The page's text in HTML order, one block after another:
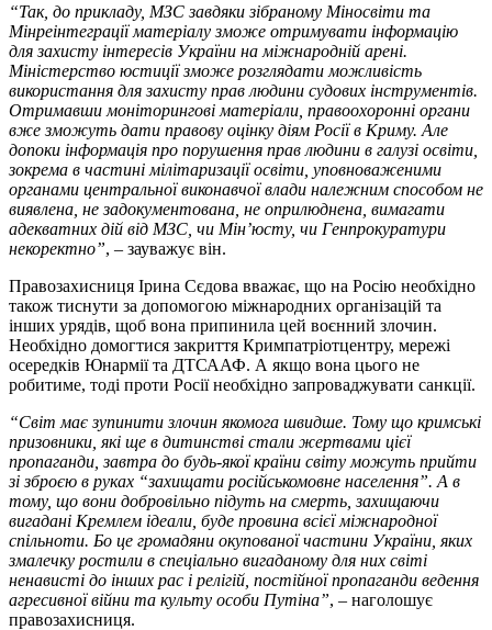
“Так, до прикладу, МЗС завдяки зібраному Міносвіти та
Мінреінтеграції матеріалу зможе отримувати інформацію
для захисту інтересів України на міжнародній арені.
Міністерство юстиції зможе розглядати можливість
використання для захисту прав людини судових інструментів.
Отримавши моніторингові матеріали, правоохоронні органи
вже зможуть дати правову оцінку діям Росії в Криму. Але
допоки інформація про порушення прав людини в галузі освіти,
зокрема в частині мілітаризації освіти, уповноваженими
органами центральної виконавчої влади належним способом не
виявлена, не задокументована, не оприлюднена, вимагати
адекватних дій від МЗС, чи Мін’юсту, чи Генпрокуратури
некоректно”, – зауважує він.
Правозахисниця Ірина Сєдова вважає, що на Росію необхідно
також тиснути за допомогою міжнародних організацій та
інших урядів, щоб вона припинила цей воєнний злочин.
Необхідно домогтися закриття Кримпатріотцентру, мережі
осередків Юнармії та ДТСААФ. А якщо вона цього не
робитиме, тоді проти Росії необхідно запроваджувати санкції.
“Світ має зупинити злочин якомога швидше. Тому що кримські
призовники, які ще в дитинстві стали жертвами цієї
пропаганди, завтра до будь-якої країни світу можуть прийти
зі зброєю в руках “захищати російськомовне населення”. А в
тому, що вони добровільно підуть на смерть, захищаючи
вигадані Кремлем ідеали, буде провина всієї міжнародної
спільноти. Бо це громадяни окупованої частини України, яких
змалечку ростили в спеціально вигаданому для них світі
ненависті до інших рас і релігій, постійної пропаганди ведення
агресивної війни та культу особи Путіна”, – наголошує
правозахисниця.